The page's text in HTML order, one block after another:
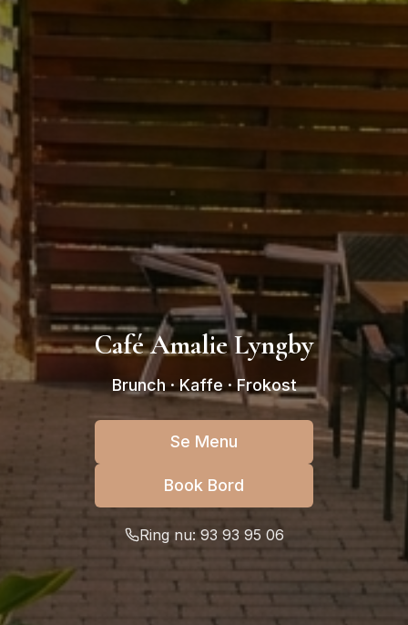
Café Amalie Lyngby
Brunch · Kaffe · Frokost
Se Menu
Book Bord
Ring nu: 93 93 95 06